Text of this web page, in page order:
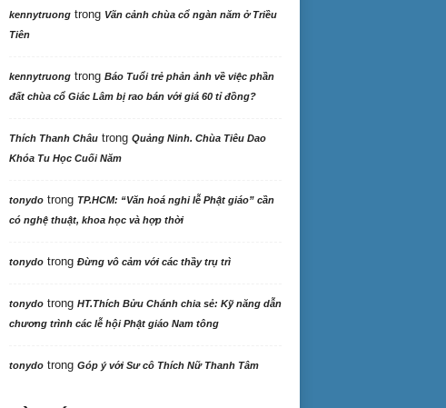
kennytruongtrong Vãn cảnh chùa cổ ngàn năm ở Triều
Tiên
kennytruongtrong Báo Tuổi trẻ phản ảnh về việc phần
đất chùa cổ Giác Lâm bị rao bán với giá 60 tỉ đồng?
Thích Thanh Châutrong Quảng Ninh. Chùa Tiêu Dao
Khóa Tu Học Cuối Năm
tonydotrong TP.HCM: “Văn hoá nghi lễ Phật giáo” cần
có nghệ thuật, khoa học và hợp thời
tonydotrong Đừng vô cảm với các thầy trụ trì
tonydotrong HT.Thích Bửu Chánh chia sẻ: Kỹ năng dẫn
chương trình các lễ hội Phật giáo Nam tông
tonydotrong Góp ý với Sư cô Thích Nữ Thanh Tâm